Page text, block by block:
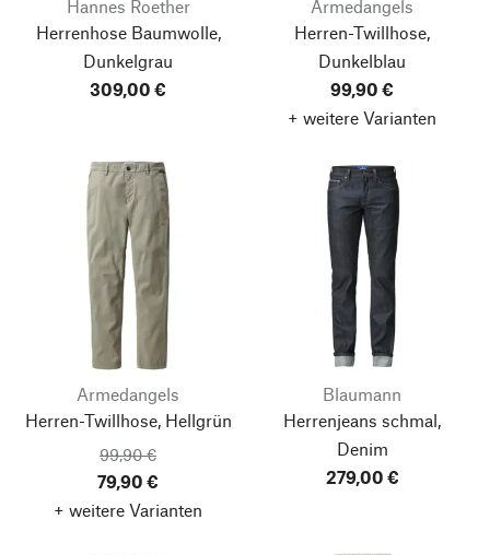
Hannes Roether
Herrenhose Baumwolle,
Dunkelgrau
309,00 €
Armedangels
Herren-Twillhose,
Dunkelblau
99,90 €
+ weitere Varianten
Armedangels
Herren-Twillhose, Hellgrün
99,90 €
79,90 €
+ weitere Varianten
Blaumann
Herrenjeans schmal,
Denim
279,00 €